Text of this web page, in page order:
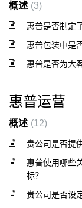
概述 3
惠普是否制定
惠普包装中是
惠普是否为大
惠普运营
概述 12
贵公司是否提
惠普使用哪些
标？
贵公司是否设